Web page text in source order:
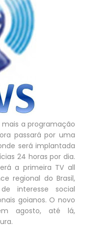
mais a programação
passará por uma
será implantada
24 horas por dia.
a primeira TV all
regional do Brasil,
interesse social
goianos. O novo
agosto, até lá,